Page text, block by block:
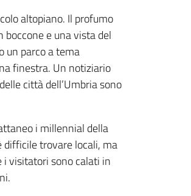
altopiano. Il profumo
boccone e una vista del
un parco a tema
finestra. Un notiziario
città dell’Umbria sono
i millennial della
difficile trovare locali, ma
visitatori sono calati in